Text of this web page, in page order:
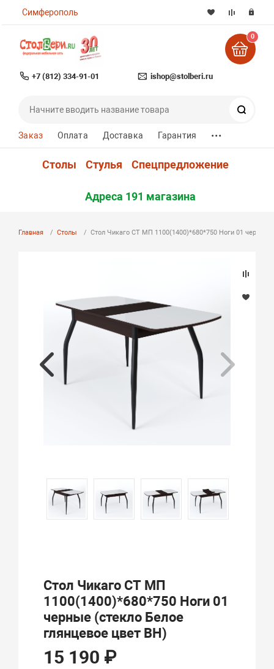
Симферополь
+7 (812) 334-91-01 ishop@stolberi.ru
0
Заказ Оплата Доставка Гарантия ...
Столы Стулья Спецпредложение
Адреса 191 магазина
Главная Столы Стол Чикаго СТ МП 1100(1400)*680*750 Ноги 01 черные
Стол Чикаго СТ МП
1100(1400)*680*750 Ноги 01
черные (стекло Белое
глянцевое цвет ВН)
15 190 ₽